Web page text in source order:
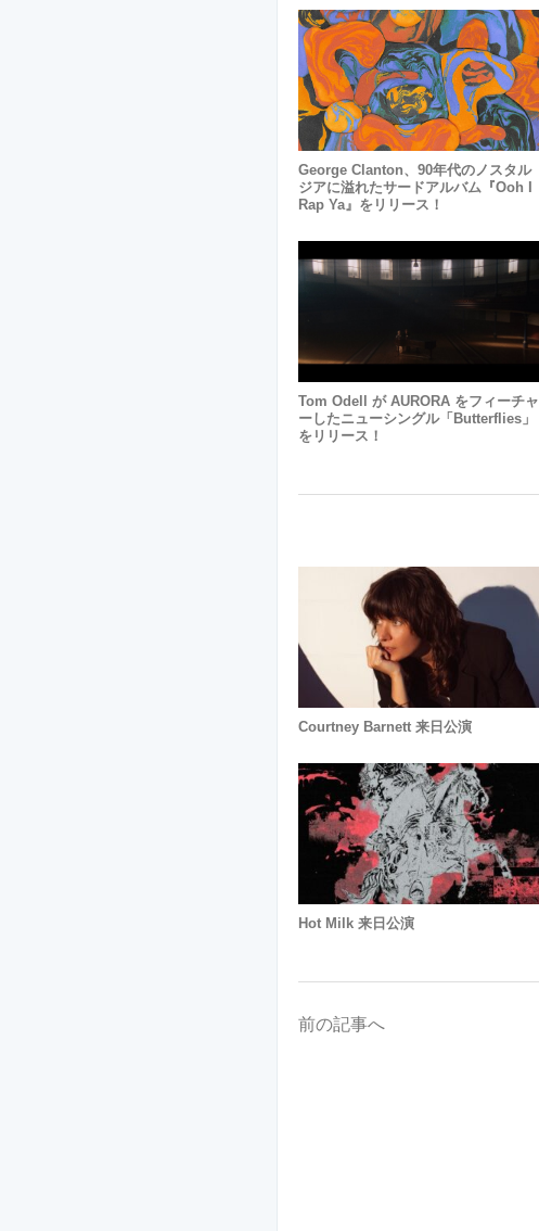
George Clanton、90年代のノスタル
ジアに溢れたサードアルバム『Ooh I
Rap Ya』をリリース！
Tom Odell が AURORA をフィーチャ
ーしたニューシングル「Butterflies」
をリリース！
Courtney Barnett 来日公演
Hot Milk 来日公演
前の記事へ